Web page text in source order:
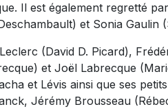
Il est également regretté
et Sonia Gaulin
(David D. Picard),
et Joël Labrecque
et Lévis ainsi que ses
Jérémy Brousseau